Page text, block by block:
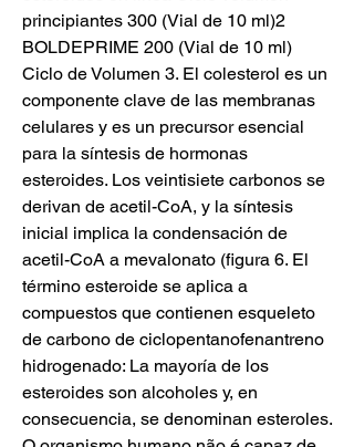
principiantes 300 (Vial de 10 ml)2
BOLDEPRIME 200 (Vial de 10 ml)
Ciclo de Volumen 3. El colesterol es un
componente clave de las membranas
celulares y es un precursor esencial
para la síntesis de hormonas
esteroides. Los veintisiete carbonos se
derivan de acetil-CoA, y la síntesis
inicial implica la condensación de
acetil-CoA a mevalonato (figura 6. El
término esteroide se aplica a
compuestos que contienen esqueleto
de carbono de ciclopentanofenantreno
hidrogenado: La mayoría de los
esteroides son alcoholes y, en
consecuencia, se denominan esteroles.